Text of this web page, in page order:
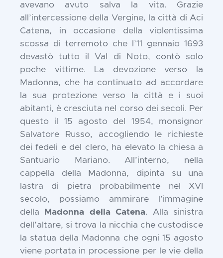
avevano avuto salva la vita. Grazie
all’intercessione della Vergine, la città di Aci
Catena, in occasione della violentissima
scossa di terremoto che l’11 gennaio 1693
devastò tutto il Val di Noto, contò solo
poche vittime. La devozione verso la
Madonna, che ha continuato ad accordare
la sua protezione verso la città e i suoi
abitanti, è cresciuta nel corso dei secoli. Per
questo il 15 agosto del 1954, monsignor
Salvatore Russo, accogliendo le richieste
dei fedeli e del clero, ha elevato la chiesa a
Santuario Mariano. All’interno, nella
cappella della Madonna, dipinta su una
lastra di pietra probabilmente nel XVI
secolo, possiamo ammirare l’immagine
della
Madonna della Catena. Alla sinistra
dell’altare, si trova la nicchia che custodisce
la statua della Madonna che ogni 15 agosto
viene portata in processione per le vie della